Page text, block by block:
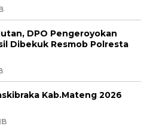
DPO Pengeroyokan
Dibekuk Resmob Polresta
Kab.Mateng 2026